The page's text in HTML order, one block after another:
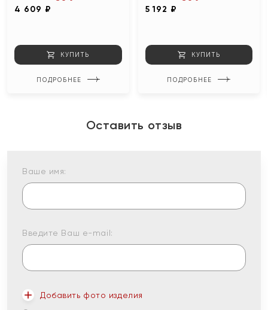
4 609 ₽
КУПИТЬ
ПОДРОБНЕЕ
5 192 ₽
КУПИТЬ
ПОДРОБНЕЕ
Оставить отзыв
Ваше имя:
Введите Ваш e-mail:
Добавить фото изделия